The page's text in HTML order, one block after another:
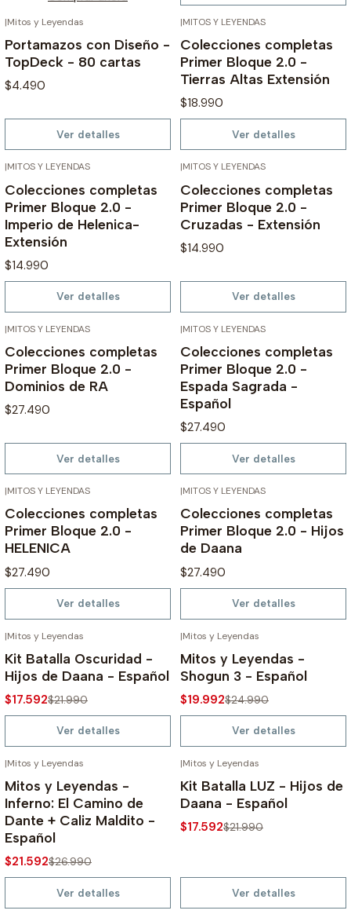
|Mitos y Leyendas
Portamazos con Diseño -
TopDeck - 80 cartas
$4.490
Ver detalles
|MITOS Y LEYENDAS
Colecciones completas
Primer Bloque 2.0 -
Tierras Altas Extensión
$18.990
Ver detalles
|MITOS Y LEYENDAS
Colecciones completas
Primer Bloque 2.0 -
Imperio de Helenica-
Extensión
$14.990
Ver detalles
|MITOS Y LEYENDAS
Colecciones completas
Primer Bloque 2.0 -
Cruzadas - Extensión
$14.990
Ver detalles
|MITOS Y LEYENDAS
Colecciones completas
Primer Bloque 2.0 -
Dominios de RA
$27.490
Ver detalles
|MITOS Y LEYENDAS
Colecciones completas
Primer Bloque 2.0 -
Espada Sagrada -
Español
$27.490
Ver detalles
|MITOS Y LEYENDAS
Colecciones completas
Primer Bloque 2.0 -
HELENICA
$27.490
Ver detalles
|MITOS Y LEYENDAS
Colecciones completas
Primer Bloque 2.0 - Hijos
de Daana
$27.490
Ver detalles
-20%
|Mitos y Leyendas
Kit Batalla Oscuridad -
Hijos de Daana - Español
$17.592$21.990
Ver detalles
-20%
|Mitos y Leyendas
Mitos y Leyendas -
Shogun 3 - Español
$19.992$24.990
Ver detalles
-20%
|Mitos y Leyendas
Mitos y Leyendas -
Inferno: El Camino de
Dante + Caliz Maldito -
Español
$21.592$26.990
Ver detalles
-20%
|Mitos y Leyendas
Kit Batalla LUZ - Hijos de
Daana - Español
$17.592$21.990
Ver detalles